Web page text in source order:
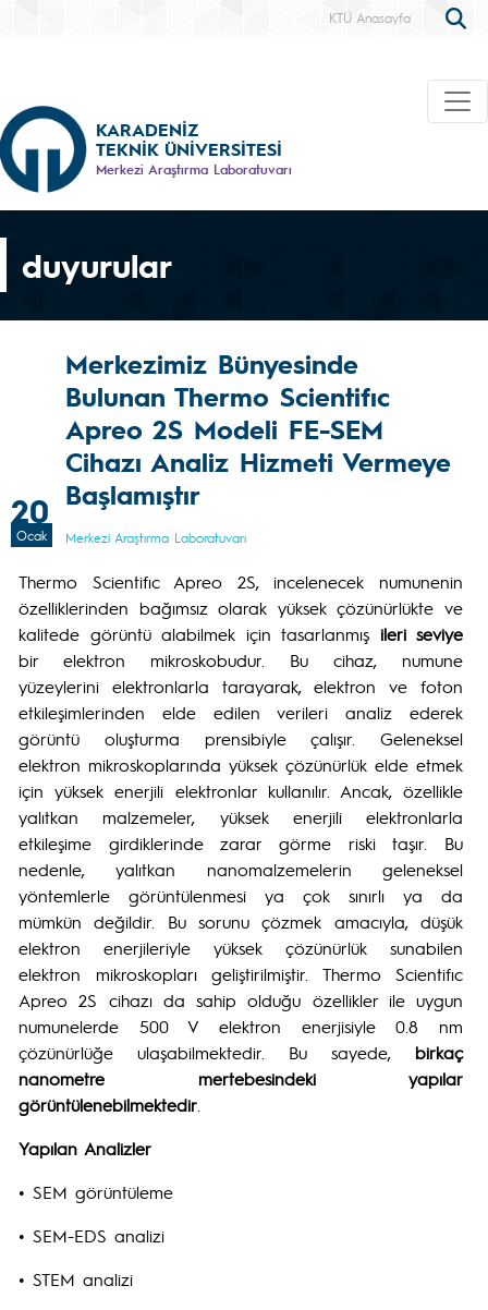
KTÜ Anasayfa
KARADENİZ
TEKNİK ÜNİVERSİTESİ
Merkezi Araştırma Laboratuvarı
duyurular
20
Ocak
Merkezimiz Bünyesinde
Bulunan Thermo Scientifıc
Apreo 2S Modeli FE-SEM
Cihazı Analiz Hizmeti Vermeye
Başlamıştır
Merkezi Araştırma Laboratuvarı
Thermo Scientifıc Apreo 2S, incelenecek numunenin
özelliklerinden bağımsız olarak yüksek çözünürlükte ve
kalitede görüntü alabilmek için tasarlanmış ileri seviye
bir elektron mikroskobudur. Bu cihaz, numune
yüzeylerini elektronlarla tarayarak, elektron ve foton
etkileşimlerinden elde edilen verileri analiz ederek
görüntü oluşturma prensibiyle çalışır. Geleneksel
elektron mikroskoplarında yüksek çözünürlük elde etmek
için yüksek enerjili elektronlar kullanılır. Ancak, özellikle
yalıtkan malzemeler, yüksek enerjili elektronlarla
etkileşime girdiklerinde zarar görme riski taşır. Bu
nedenle, yalıtkan nanomalzemelerin geleneksel
yöntemlerle görüntülenmesi ya çok sınırlı ya da
mümkün değildir. Bu sorunu çözmek amacıyla, düşük
elektron enerjileriyle yüksek çözünürlük sunabilen
elektron mikroskopları geliştirilmiştir. Thermo Scientifıc
Apreo 2S cihazı da sahip olduğu özellikler ile uygun
numunelerde 500 V elektron enerjisiyle 0.8 nm
çözünürlüğe ulaşabilmektedir. Bu sayede, birkaç
nanometre mertebesindeki yapılar
görüntülenebilmektedir
Yapılan Analizler
• SEM görüntüleme
• SEM-EDS analizi
• STEM analizi